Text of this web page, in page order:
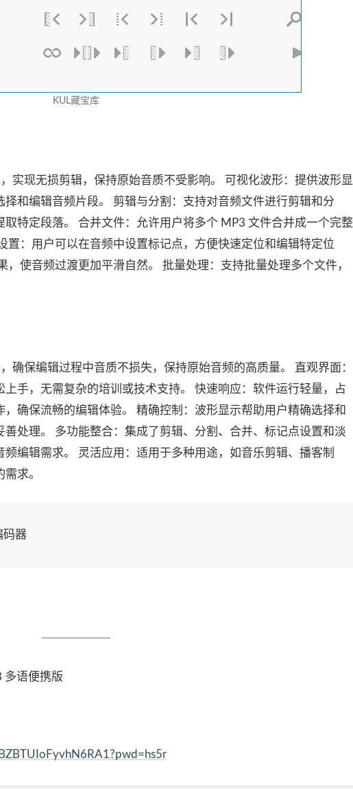
KUL藏宝库
实现无损剪辑，保持原始音质不受影响。 可视化波形：提供波形显
和编辑音频片段。 剪辑与分割：支持对音频文件进行剪辑和分
特定段落。 合并文件：允许用户将多个 MP3 文件合并成一个完整
置：用户可以在音频中设置标记点，方便快速定位和编辑特定位
使音频过渡更加平滑自然。 批量处理：支持批量处理多个文件，
确保编辑过程中音质不损失，保持原始音频的高质量。 直观界面：
手，无需复杂的培训或技术支持。 快速响应：软件运行轻量，占
确保流畅的编辑体验。 精确控制：波形显示帮助用户精确选择和
处理。 多功能整合：集成了剪辑、分割、合并、标记点设置和淡
编辑需求。 灵活应用：适用于多种用途，如音乐剪辑、播客制
求。
码器
多语便携版